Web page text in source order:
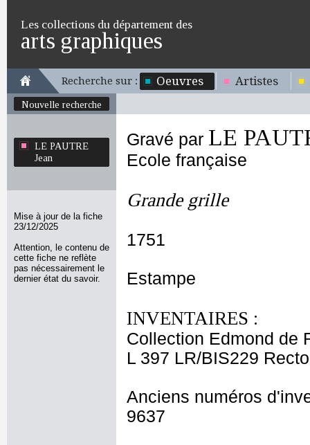
Les collections du département des
arts graphiques
Recherche sur : Oeuvres Artistes
Nouvelle recherche
LE PAUTRE
Jean
Mise à jour de la fiche
23/12/2025
Attention, le contenu de
cette fiche ne reflète
pas nécessairement le
dernier état du savoir.
Gravé par LE
Ecole française
Grande grille
1751
Estampe
INVENTAIRES :
Collection Edmond de
L 397 LR/BIS229 Recto
Anciens numéros
9637